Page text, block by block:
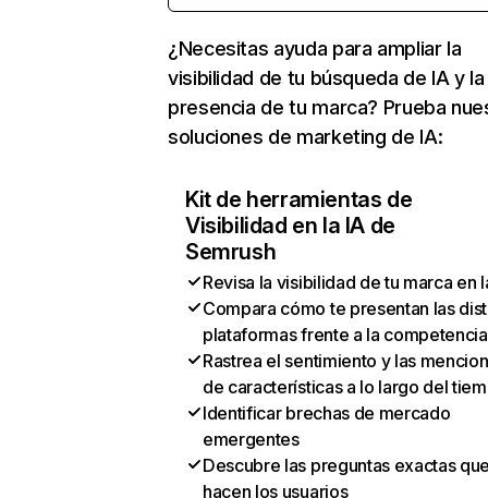
¿Necesitas ayuda para ampliar la
visibilidad de tu búsqueda de IA y la
presencia de tu marca? Prueba
soluciones de marketing de IA:
Kit de herramientas de
Visibilidad en la IA de
Semrush
Revisa la visibilidad de tu marca en
Compara cómo te presentan las
plataformas frente a la competencia
Rastrea el sentimiento y las
de características a lo largo del
Identificar brechas de mercado
emergentes
Descubre las preguntas exactas
hacen los usuarios